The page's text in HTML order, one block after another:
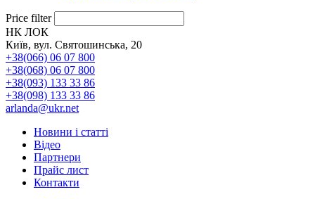
Price filter
НК ЛОК
Київ, вул. Святошинська, 20
+38(066) 06 07 800
+38(068) 06 07 800
+38(093) 133 33 86
+38(098) 133 33 86
arlanda@ukr.net
Новини і статті
Відео
Партнери
Прайс лист
Контакти